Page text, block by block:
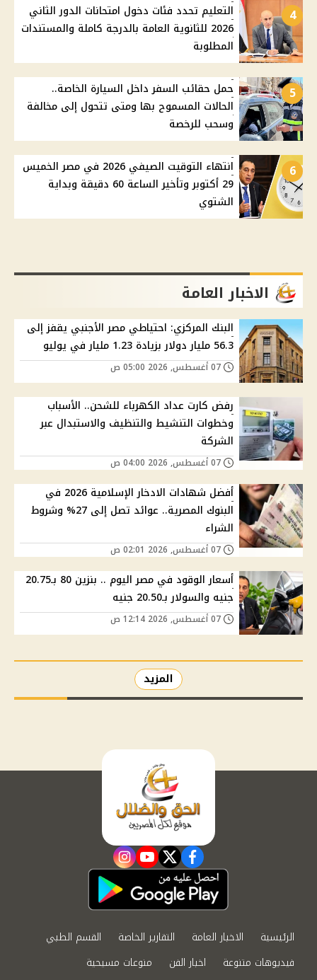
4
التعليم تحدد فئات دخول امتحانات الدور الثاني
2026 للثانوية العامة بالدرجة كاملة والمستندات
المطلوبة
5
حمل حقائب السفر داخل السيارة الخاصة..
الحالات المسموح بها ومتى تتحول إلى مخالفة
وسحب للرخصة
6
انتهاء التوقيت الصيفي 2026 في مصر الخميس
29 أكتوبر وتأخير الساعة 60 دقيقة وبداية
الشتوي
الاخبار العامة
البنك المركزي: احتياطي مصر الأجنبي يقفز إلى
56.3 مليار دولار بزيادة 1.23 مليار في يوليو
رفض كارت عداد الكهرباء للشحن.. الأسباب
وخطوات التنشيط والتنظيف والاستبدال عبر
الشركة
أفضل شهادات الادخار الإسلامية 2026 في
البنوك المصرية.. عوائد تصل إلى 27% وشروط
الشراء
أسعار الوقود في مصر اليوم .. بنزين 80 بـ20.75
جنيه والسولار بـ20.50 جنيه
المزيد
facebook
twitter
youtube
instagram
الرئيسية الاخبار العامة التقارير الخاصة
القسم الطبي
فيديوهات متنوعة
اخبار الفن
منوعات مسيحية